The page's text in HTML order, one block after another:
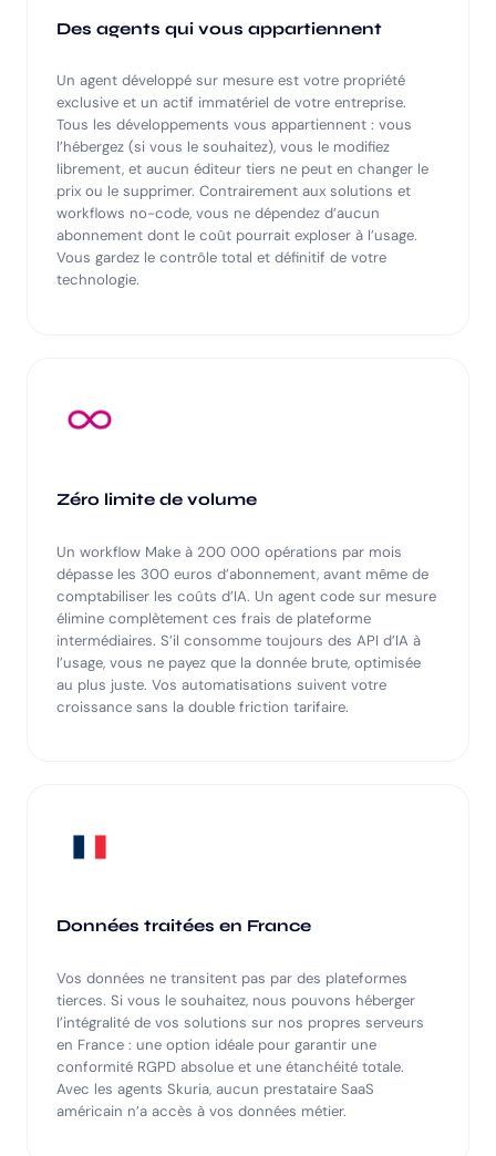
Des agents qui vous appartiennent
Un agent développé sur mesure est votre propriété
exclusive et un actif immatériel de votre entreprise.
Tous les développements vous appartiennent : vous
l’hébergez (si vous le souhaitez), vous le modifiez
librement, et aucun éditeur tiers ne peut en changer le
prix ou le supprimer. Contrairement aux solutions et
workflows no-code, vous ne dépendez d’aucun
abonnement dont le coût pourrait exploser à l’usage.
Vous gardez le contrôle total et définitif de votre
technologie.
Zéro limite de volume
Un workflow Make à 200 000 opérations par mois
dépasse les 300 euros d’abonnement, avant même de
comptabiliser les coûts d’IA. Un agent code sur mesure
élimine complètement ces frais de plateforme
intermédiaires. S’il consomme toujours des API d’IA à
l’usage, vous ne payez que la donnée brute, optimisée
au plus juste. Vos automatisations suivent votre
croissance sans la double friction tarifaire.
Données traitées en France
Vos données ne transitent pas par des plateformes
tierces. Si vous le souhaitez, nous pouvons héberger
l’intégralité de vos solutions sur nos propres serveurs
en France : une option idéale pour garantir une
conformité RGPD absolue et une étanchéité totale.
Avec les agents Skuria, aucun prestataire SaaS
américain n’a accès à vos données métier.